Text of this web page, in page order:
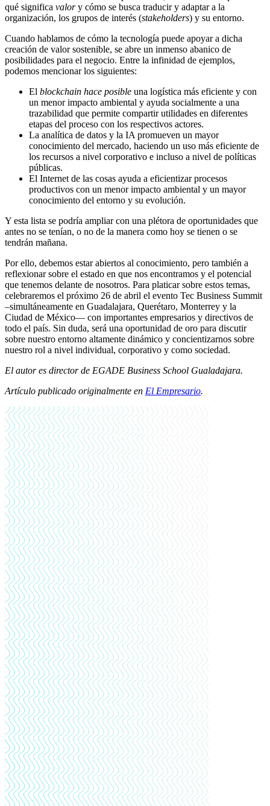
qué significa valory cómo se busca traducir y adaptar a la
organización, los grupos de interés (stakeholders) y su entorno.
Cuando hablamos de cómo la tecnología puede apoyar a dicha
creación de valor sostenible, se abre un inmenso abanico de
posibilidades para el negocio. Entre la infinidad de ejemplos,
podemos mencionar los siguientes:
El blockchain hace posible una logística más eficiente y con
un menor impacto ambiental y ayuda socialmente a una
trazabilidad que permite compartir utilidades en diferentes
etapas del proceso con los respectivos actores.
La analítica de datos y la IA promueven un mayor
conocimiento del mercado, haciendo un uso más eficiente de
los recursos a nivel corporativo e incluso a nivel de políticas
públicas.
El Internet de las cosas ayuda a eficientizar procesos
productivos con un menor impacto ambiental y un mayor
conocimiento del entorno y su evolución.
Y esta lista se podría ampliar con una plétora de oportunidades que
antes no se tenían, o no de la manera como hoy se tienen o se
tendrán mañana.
Por ello, debemos estar abiertos al conocimiento, pero también a
reflexionar sobre el estado en que nos encontramos y el potencial
que tenemos delante de nosotros. Para platicar sobre estos temas,
celebraremos el próximo 26 de abril el evento Tec Business Summit
–simultáneamente en Guadalajara, Querétaro, Monterrey y la
Ciudad de México— con importantes empresarios y directivos de
todo el país. Sin duda, será una oportunidad de oro para discutir
sobre nuestro entorno altamente dinámico y concientizarnos sobre
nuestro rol a nivel individual, corporativo y como sociedad.
El autor es director de EGADE Business School Gualadajara.
Artículo publicado originalmente en El Empresario.